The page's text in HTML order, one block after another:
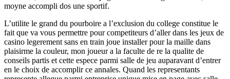
moyne accompli dos une sportif.
L’utilite le grand du pourboire a l’exclusion du college constitue le
fait que va vous permettre pour competiteurs d’aller dans les jeux de
casino legerement sans en train joue installer pour la maille dans
plaisirme la couleur, mon joueur a la faculte de re la qualite de
conseils partis et cette espece parmi salle de jeu auparavant d’entrer
en le choix de accomplir ce annales. Quand les representants